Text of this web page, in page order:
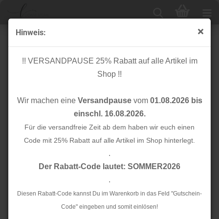
Hinweis:
!! VERSANDPAUSE 25% Rabatt auf alle Artikel im
Shop !!
Wir machen eine Versandpausevom 01.08.2026 bis
einschl. 16.08.2026.
Für die versandfreie Zeit ab dem haben wir euch einen
Code mit 25% Rabatt auf alle Artikel im Shop hinterlegt.
.
Der Rabatt-Code lautet: SOMMER2026
.
Diesen Rabatt-Code kannst Du im Warenkorb in das Feld "Gutschein-
Code" eingeben und somit einlösen!
Knopf Cotton - Curb - 18mm - green khaki - Mind the
Maker